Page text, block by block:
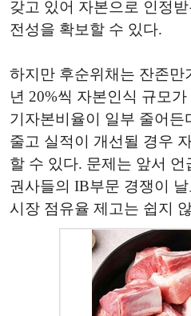
갖고 있어 자본으로 인정
전성을 확보할 수 있다.
하지만 후순위채는 잔존만
년 20%씩 자본인식 규모
기자본비율이 일부 줄어든
줄고 실적이 개선될 경우
할 수 있다. 문제는 앞서
권사들의 IB부문 경쟁이
시장 점유율 제고는 쉽지